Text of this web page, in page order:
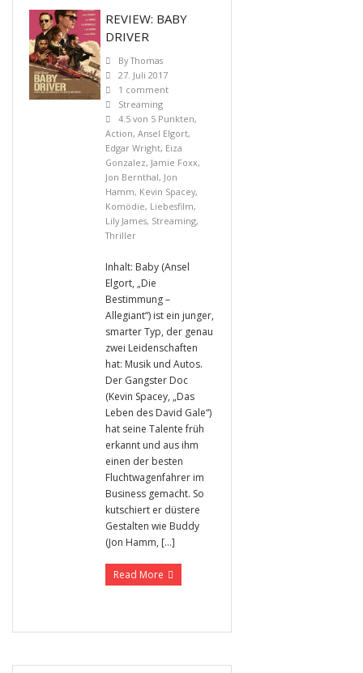
REVIEW: BABY
DRIVER
ByThomas
27. Juli 2017
1 comment
Streaming
4.5 von 5 Punkten,
Action, Ansel Elgort,
Edgar Wright, Eiza
Gonzalez, Jamie Foxx,
Jon Bernthal, Jon
Hamm, Kevin Spacey,
Komödie, Liebesfilm,
Lily James, Streaming,
Thriller
Inhalt: Baby (Ansel
Elgort, „Die
Bestimmung –
Allegiant“) ist ein junger,
smarter Typ, der genau
zwei Leidenschaften
hat: Musik und Autos.
Der Gangster Doc
(Kevin Spacey, „Das
Leben des David Gale“)
hat seine Talente früh
erkannt und aus ihm
einen der besten
Fluchtwagenfahrer im
Business gemacht. So
kutschiert er düstere
Gestalten wie Buddy
(Jon Hamm, […]
Read More